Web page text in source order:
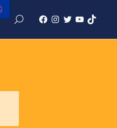
Facebook
Freenduro
Instagram
Freenduro
X
Freenduro
Youtube
Freenduro
Tiktok